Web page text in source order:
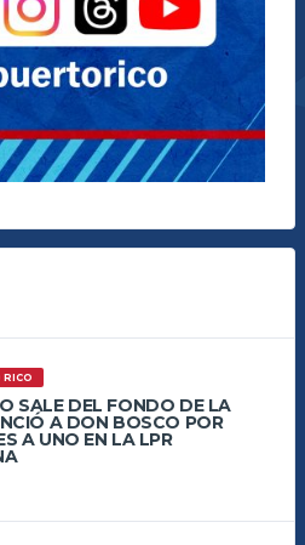
RICO
SALE DEL FONDO DE LA
A DON BOSCO POR
A UNO EN LA LPR